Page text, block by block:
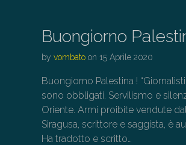
Buongiorno
byvombato on 15 Aprile 2020
Buongiorno Palestina !
sono obbligati. Servilismo e
Oriente. Armi proibite vendute
Siragusa, scrittore e saggista, è
Ha tradotto e scritto…